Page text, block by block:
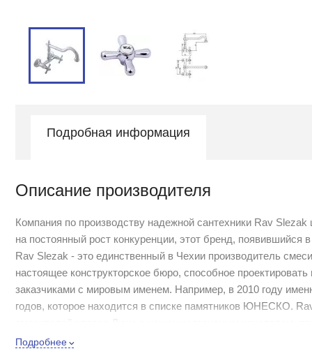
Подробная информация
Описание производителя
Компания по производству надежной сантехники Rav
на постоянный рост конкуренции, этот бренд,
Rav Slezak - это единственный в Чехии производитель
настоящее конструкторское бюро, способное
заказчиками с мировым именем. Например, в 2010 году
годов, которое находится в списке памятников ЮНЕСКО.
функциональностью.
Подробнее